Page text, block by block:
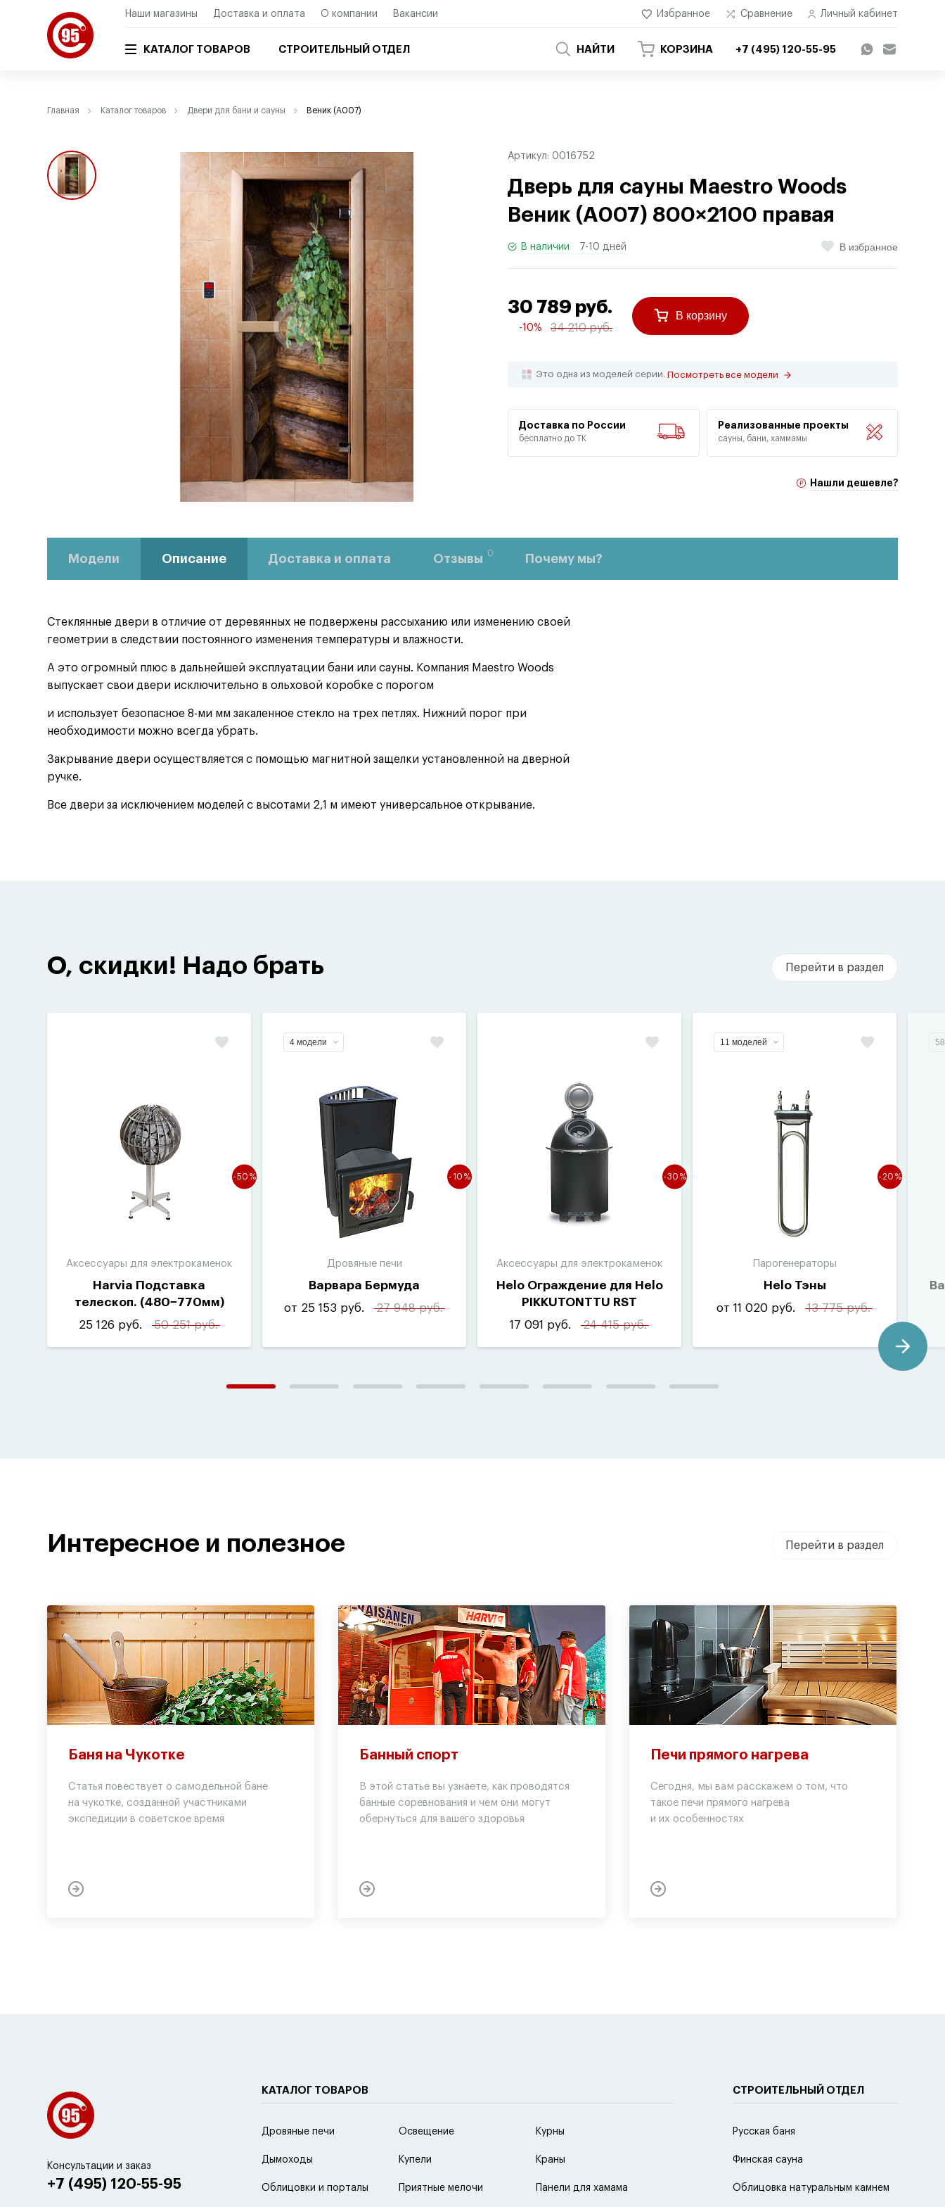
Наши магазины Доставка и оплата О компании Вакансии Избранное Сравнение Личный кабинет
КАТАЛОГ ТОВАРОВ СТРОИТЕЛЬНЫЙ ОТДЕЛ НАЙТИ КОРЗИНА +7 (495) 120-55-95
Главная Каталог товаров Двери для бани и сауны Веник (A007)
Артикул: 0016752
Дверь для сауны Maestro Woods
Веник (A007) 800×2100 правая
В наличии 7-10 дней В избранное
30 789 руб.
-10% 34 210 руб.
В корзину
Это одна из моделей серии. Посмотреть все модели
Доставка по России
бесплатно до ТК
Реализованные проекты
сауны, бани, хаммамы
Нашли дешевле?
Модели Описание Доставка и оплата Отзывы 0 Почему мы?
Стеклянные двери в отличие от деревянных не подвержены рассыханию или изменению своей
геометрии в следствии постоянного изменения температуры и влажности.
А это огромный плюс в дальнейшей эксплуатации бани или сауны. Компания Maestro Woods
выпускает свои двери исключительно в ольховой коробке с порогом
и использует безопасное 8-ми мм закаленное стекло на трех петлях. Нижний порог при
необходимости можно всегда убрать.
Закрывание двери осуществляется с помощью магнитной защелки установленной на дверной
ручке.
Все двери за исключением моделей с высотами 2,1 м имеют универсальное открывание.
О, скидки! Надо брать Перейти в раздел
-50%
Аксессуары для электрокаменок
Harvia Подставка
телескоп. (480−770мм)
для Globe HGL3
25 126 руб. 50 251 руб.
4 модели
-10%
Дровяные печи
Варвара Бермуда
от 25 153 руб.
27 948 руб.
-30%
Аксессуары для электрокаменок
Helo Ограждение для Helo
PIKKUTONTTU RST
17 091 руб.
24 415 руб.
11 моделей
-20%
Парогенераторы
Helo Тэны
от 11 020 руб.
13 775 руб.
Интересное и полезное Перейти в раздел
Баня на Чукотке
Статья повествует о самодельной бане
на чукотке, созданной участниками
экспедиции в советское время
Банный спорт
В этой статье вы узнаете, как проводятся
банные соревнования и чем они могут
обернуться для вашего здоровья
Печи прямого нагрева
Сегодня, мы вам расскажем о том, что
такое печи прямого нагрева
и их особенностях
Консультации и заказ
+7 (495) 120-55-95
КАТАЛОГ ТОВАРОВ
Дровяные печи
Дымоходы
Облицовки и порталы
Освещение
Купели
Приятные мелочи
Курны
Краны
Панели для хамама
СТРОИТЕЛЬНЫЙ ОТДЕЛ
Русская баня
Финская сауна
Облицовка натуральным камнем